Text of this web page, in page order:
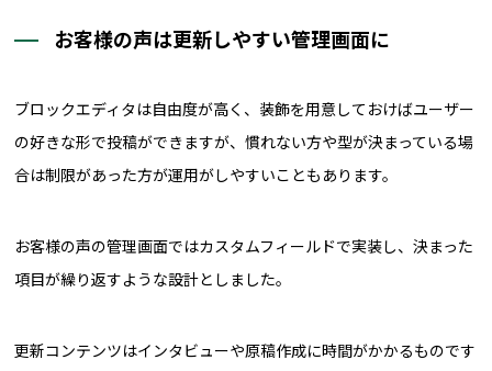
お客様の声は更新しやすい管理画面に
ブロックエディタは自由度が高く、装飾を用意しておけばユーザー
の好きな形で投稿ができますが、慣れない方や型が決まっている場
合は制限があった方が運用がしやすいこともあります。
お客様の声の管理画面ではカスタムフィールドで実装し、決まった
項目が繰り返すような設計としました。
更新コンテンツはインタビューや原稿作成に時間がかかるものです